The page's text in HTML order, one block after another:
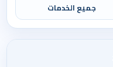
جميع الخدمات